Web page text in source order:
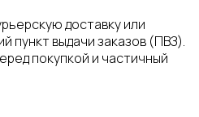
доставку или
пункт выдачи заказов (ПВЗ).
покупкой и частичный